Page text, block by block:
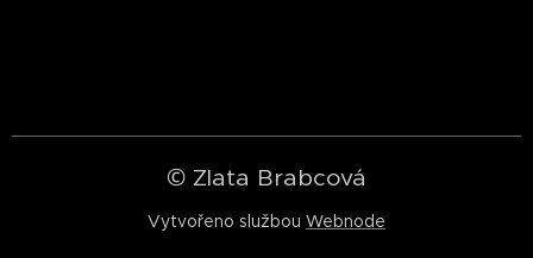
© Zlata Brabcová
Vytvořeno službou Webnode